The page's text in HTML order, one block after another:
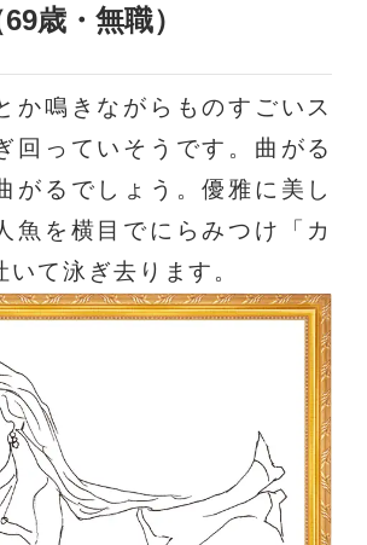
歳・無職）
か鳴きながらものすごいス
回っていそうです。曲がる
がるでしょう。優雅に美し
魚を横目でにらみつけ「カ
いて泳ぎ去ります。